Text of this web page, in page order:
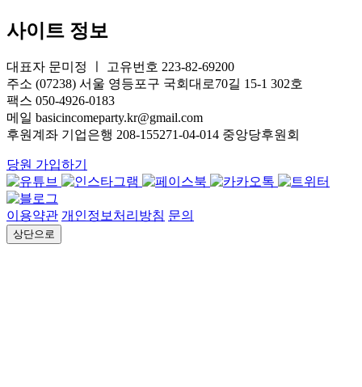
사이트 정보
대표자 문미정 ㅣ 고유번호 223-82-69200
주소 (07238) 서울 영등포구 국회대로70길 15-1 302호
팩스 050-4926-0183
메일 basicincomeparty.kr@gmail.com
후원계좌 기업은행 208-155271-04-014 중앙당후원회
당원 가입하기
이용약관 개인정보처리방침 문의
상단으로